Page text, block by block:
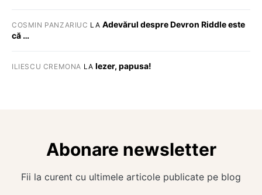
COSMIN PANZARIUC LA Adevărul despre Devron Riddle este
că …
ILIESCU CREMONA LA Iezer, papusa!
Abonare newsletter
Fii la curent cu ultimele articole publicate pe blog